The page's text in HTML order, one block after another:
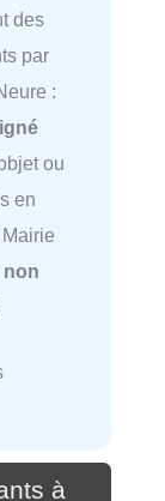
des
par
:
ou
en
non
à